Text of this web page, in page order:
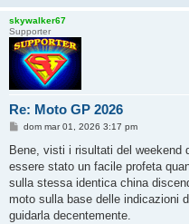
skywalker67
Supporter
Re: Moto GP 2026
M
s
a
g
i
o
dom mar 01, 2026 3:17 pm
Bene, visti i risultati del weekend
essere stato un facile profeta
sulla stessa identica china
moto sulla base delle indicazioni
guidarla decentemente.